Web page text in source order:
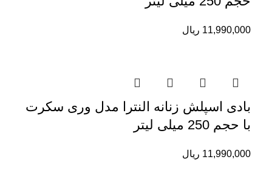
11,990,000 ریال
بادی اسپلش زنانه النترا مدل وری سکرت
با حجم 250 میلی لیتر
11,990,000 ریال